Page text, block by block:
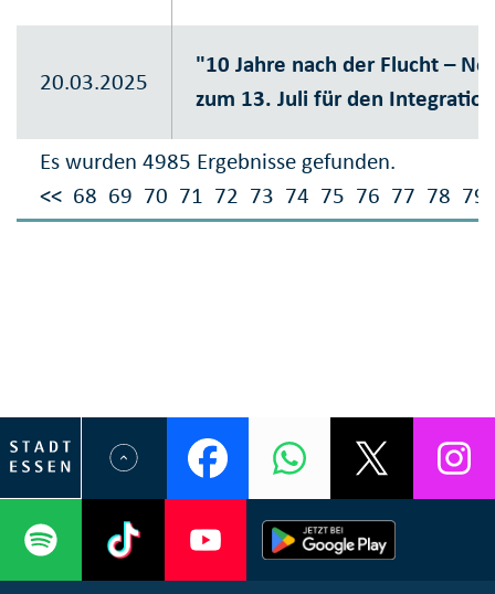
Es wurden 4985 Ergebnisse gefunden.
<< 68 69 70 71 72 73 74 75 76 77 78 79
20.03.2025
"10 Jahre nach der Flucht –
zum 13. Juli für den